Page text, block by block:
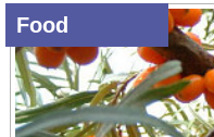
Food